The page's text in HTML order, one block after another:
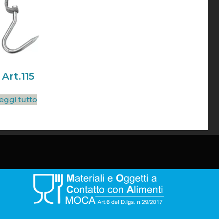
Art.115
tutto